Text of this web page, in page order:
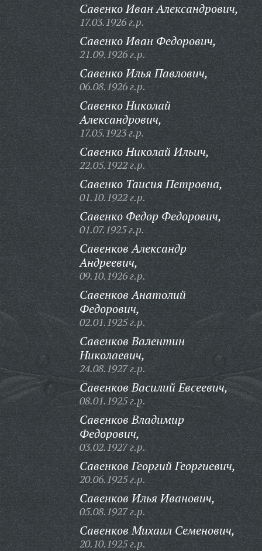
Савенко Иван Александрович,
17.03.1926 г.р.
Савенко Иван Федорович,
21.09.1926 г.р.
Савенко Илья Павлович,
06.08.1926 г.р.
Савенко Николай
Александрович,
17.05.1923 г.р.
Савенко Николай Ильич,
22.05.1922 г.р.
Савенко Таисия Петровна,
01.10.1922 г.р.
Савенко Федор Федорович,
01.07.1925 г.р.
Савенков Александр
Андреевич,
09.10.1926 г.р.
Савенков Анатолий
Федорович,
02.01.1925 г.р.
Савенков Валентин
Николаевич,
24.08.1927 г.р.
Савенков Василий Евсеевич,
08.01.1925 г.р.
Савенков Владимир
Федорович,
03.02.1927 г.р.
Савенков Георгий Георгиевич,
20.06.1925 г.р.
Савенков Илья Иванович,
05.08.1927 г.р.
Савенков Михаил Семенович,
20.10.1925 г.р.